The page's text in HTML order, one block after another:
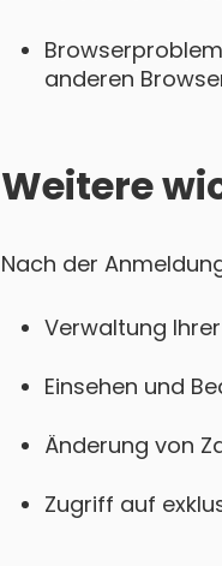
anderen
Weitere
Nach der
Verwaltung
Einsehen und
Änderung von
Zugriff auf